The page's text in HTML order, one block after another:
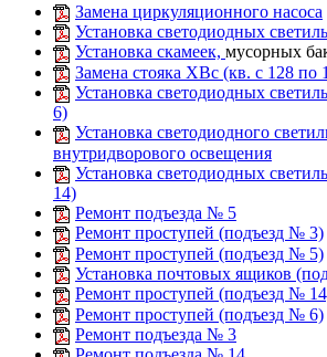
Замена циркуляционного насоса
Установка светодиодных
Установка скамеек, мусорных
Замена стояка ХВс (кв. с 128 по
Установка светодиодных
6)
Установка светодиодного
внутридворового освещения
Установка светодиодных
14)
Ремонт подъезда № 5
Ремонт проступей (подъезд № 3)
Ремонт проступей (подъезд № 5)
Установка почтовых ящиков
Ремонт проступей (подъезд №
Ремонт проступей (подъезд № 6)
Ремонт подъезда № 3